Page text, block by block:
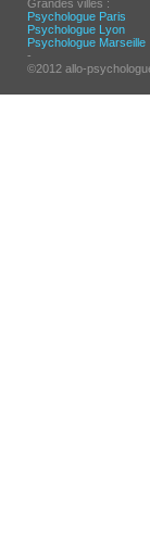
Grandes villes :
Psychologue Paris
Psychologue Lyon
Psychologue Marseille
-
©2012 allo-